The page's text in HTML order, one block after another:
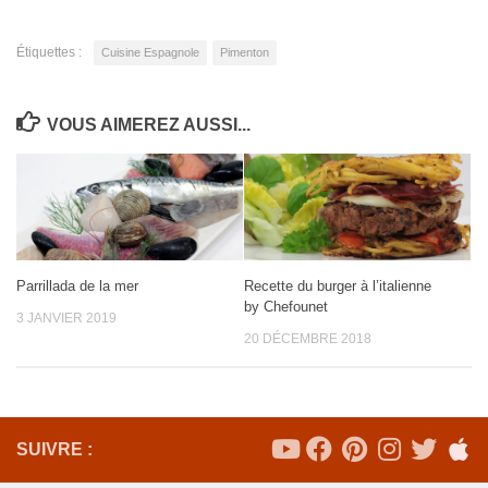
Étiquettes : Cuisine Espagnole Pimenton
VOUS AIMEREZ AUSSI...
Parrillada de la mer
3 JANVIER 2019
Recette du burger à l’italienne
by Chefounet
20 DÉCEMBRE 2018
SUIVRE :